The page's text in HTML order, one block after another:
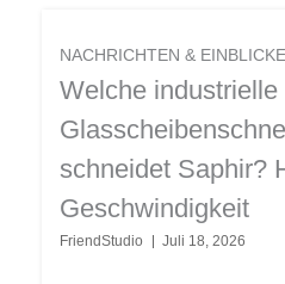
NACHRICHTEN & EINBLICKE
Welche industrielle
schneidet Saphir?
Geschwindigkeit
FriendStudio Juli 18, 2026